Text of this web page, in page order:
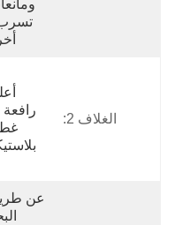
ومانعات
تسرب ،
أخرى
الغلاف 2:
أعلى
غطاء
بلاستيكي
عن طريق
البحر